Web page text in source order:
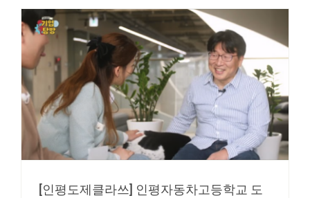
[인평도제클라쓰] 인평자동차고등학교 도